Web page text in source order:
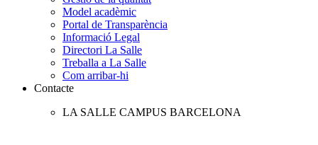
Model acadèmic
Portal de Transparència
Informació Legal
Directori La Salle
Treballa a La Salle
Com arribar-hi
Contacte
LA SALLE CAMPUS BARCELONA